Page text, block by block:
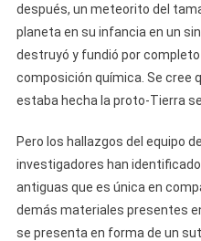
después, un meteorito del
planeta en su infancia en un
destruyó y fundió por
composición química. Se cree
estaba hecha la proto-Tierra
Pero los hallazgos del equipo
investigadores han
antiguas que es única en
demás materiales presentes
se presenta en forma de un